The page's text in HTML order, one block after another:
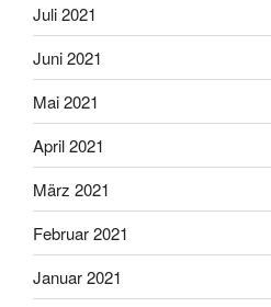
Juli 2021
Juni 2021
Mai 2021
April 2021
März 2021
Februar 2021
Januar 2021